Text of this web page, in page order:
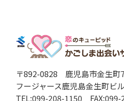
〒892-0828 鹿児島市金生町
フージャース鹿児島金生町ビ
TEL:099-208-1150